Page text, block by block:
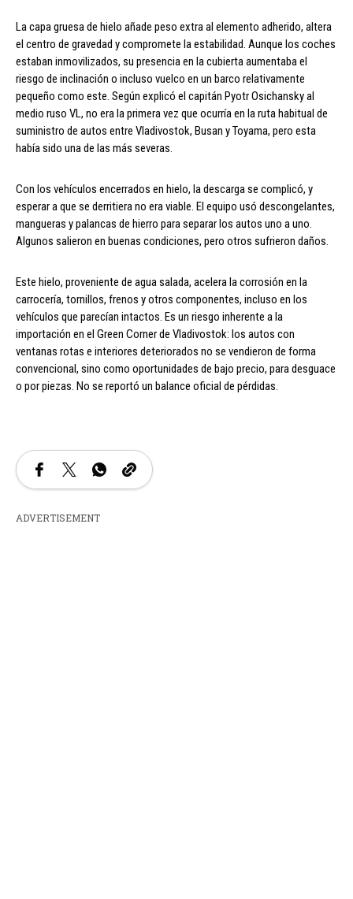
La capa gruesa de hielo añade peso extra al elemento adherido, altera
el centro de gravedad y compromete la estabilidad. Aunque los coches
estaban inmovilizados, su presencia en la cubierta aumentaba el
riesgo de inclinación o incluso vuelco en un barco relativamente
pequeño como este. Según explicó el capitán Pyotr Osichansky al
medio ruso VL, no era la primera vez que ocurría en la ruta habitual de
suministro de autos entre Vladivostok, Busan y Toyama, pero esta
había sido una de las más severas.
Con los vehículos encerrados en hielo, la descarga se complicó, y
esperar a que se derritiera no era viable. El equipo usó descongelantes,
mangueras y palancas de hierro para separar los autos uno a uno.
Algunos salieron en buenas condiciones, pero otros sufrieron daños.
Este hielo, proveniente de agua salada, acelera la corrosión en la
carrocería, tornillos, frenos y otros componentes, incluso en los
vehículos que parecían intactos. Es un riesgo inherente a la
importación en el Green Corner de Vladivostok: los autos con
ventanas rotas e interiores deteriorados no se vendieron de forma
convencional, sino como oportunidades de bajo precio, para desguace
o por piezas. No se reportó un balance oficial de pérdidas.
ADVERTISEMENT